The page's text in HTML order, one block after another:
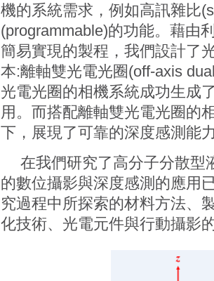
機的系統需求，例如高訊雜比
(programmable)的功能。藉由
簡易實現的製程，我們設計了
本:離軸雙光電光圈(off-axis
光電光圈的相機系統成功生成
用。而搭配離軸雙光電光圈的
下，展現了可靠的深度感測能
在我們研究了高分子分散型
的數位攝影與深度感測的應用
究過程中所探索的材料方法、
化技術、光電元件與行動攝影